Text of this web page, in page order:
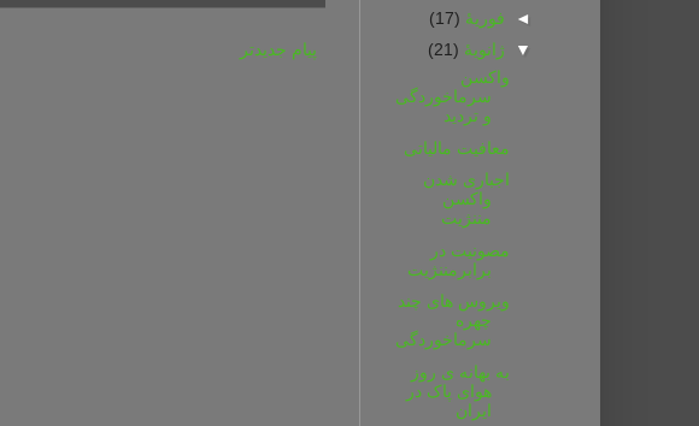
پیام جدیدتر
◄ فوریهٔ (17)
▼ ژانویهٔ (21)
واکسن
سرماخوردگی
و تردید
معافیت مالیاتی
اجباری شدن
واکسن
مننژیت
مصونیت در
برابرمننژیت
ویروس های چند
چهره
سرماخوردگی
به بهانه ی روز
هوای پاک در
ایران